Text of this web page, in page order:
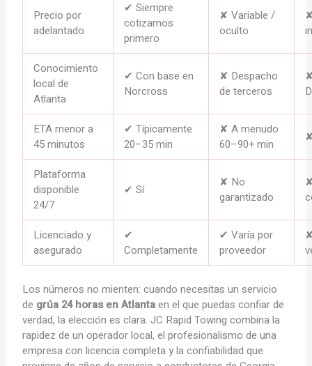
Precio por
adelantado
✔ Siempre
cotizamos
primero
✘ Variable /
oculto
Conocimiento
local de
Atlanta
✔ Con base en
Norcross
✘ Despacho
de terceros
ETA menor a
45 minutos
✔ Típicamente
20–35 min
✘ A menudo
60–90+ min
Plataforma
disponible
24/7
✔ Sí
✘ No
garantizado
Licenciado y
asegurado
✔
Completamente
✔ Varía por
proveedor
Los números no mienten: cuando necesitas un servicio
de grúa 24 horas en Atlantaen el que puedas confiar de
verdad, la elección es clara. JC Rapid Towing combina la
rapidez de un operador local, el profesionalismo de una
empresa con licencia completa y la confiabilidad que